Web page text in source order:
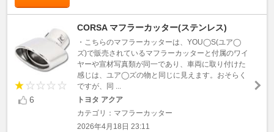
6
CORSA マフラーカッター(ステンレス)
・こちらのマフラーカッターは、YOU◯S(ユア◯
ズ)で販売されているマフラーカッターと付属のワイ
ヤーや宣材写真類が同一であり、車両に取り付けた
感じは、ユア◯ズの物と同じに見えます。おそらく
ですが、同 ...
トヨタ アクア
カテゴリ：マフラーカッター
2026年4月18日 23:11